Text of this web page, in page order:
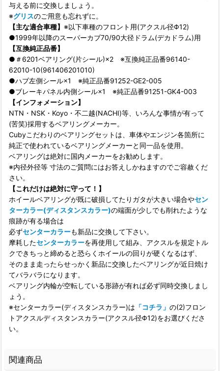
与える前に交換しましょう。
※グリスのご用意も忘れずに。
【主な適合車種】 ※以下車種のフロント用(アクスル径Φ12)
●1999年以降のスーパーカブ70/90大径ドラム(デカドラム)用
【互換純正品番】
●＃6201ベアリング(片シール)×2 ※互換純正品番96140-
62010-10(961406201010)
●ハブ左側シール×1 ※純正品番91252-GE2-005
●ブレーキパネル内側シール×1 ※純正品番91251-GK4-003
【インフォメーション】
NTN・NSK・Koyo・不二越(NACHI)等、いろんな事情が有って
(苦笑)採用するベアリングメーカー。
Cubyこだわりのベアリングセットは、車体やエンジン各箇所に
純正で使われているベアリングメーカーと同一品を使用。
ベアリングは絶対に国内メーカーをお勧めします。
※内径外径等 寸法のご質問にはお答えしかねますのでご容赦くだ
さい。
【これだけは絶対に守って！】
ホイールベアリングが既に破損してたりガタが大きい場合やセン
ターカラー(ディスタンスカラー)の端面が少しでも削れたような
痕跡が有る場合は
必ずセンターカラーも新品に交換して下さい。
摩耗したセンターカラーを再使用して組み、アクスルを規定トル
クできちっと締めると恐らくホイールの回りが硬くなるはず、
そのまま走ったらせっかく新品に交換したベアリングが近日焼け
てバラバラになります。
ベアリング内輪が空転している形跡が有れば必ず同時交換しまし
ょう。
※センターカラー(ディスタンスカラー)は 「コチラ」 の(2)フロン
トアクスルディスタンスカラー(アクスル径Φ12)をお選びくださ
い。
関連商品